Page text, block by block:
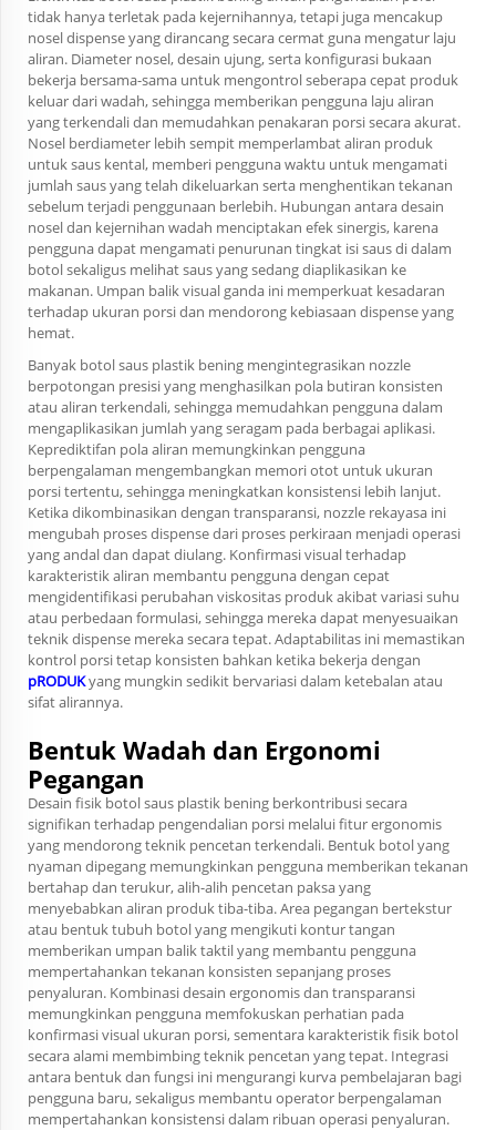
tidak hanya terletak pada kejernihannya, tetapi juga mencakup
nosel dispense yang dirancang secara cermat guna mengatur laju
aliran. Diameter nosel, desain ujung, serta konfigurasi bukaan
bekerja bersama-sama untuk mengontrol seberapa cepat produk
keluar dari wadah, sehingga memberikan pengguna laju aliran
yang terkendali dan memudahkan penakaran porsi secara akurat.
Nosel berdiameter lebih sempit memperlambat aliran produk
untuk saus kental, memberi pengguna waktu untuk mengamati
jumlah saus yang telah dikeluarkan serta menghentikan tekanan
sebelum terjadi penggunaan berlebih. Hubungan antara desain
nosel dan kejernihan wadah menciptakan efek sinergis, karena
pengguna dapat mengamati penurunan tingkat isi saus di dalam
botol sekaligus melihat saus yang sedang diaplikasikan ke
makanan. Umpan balik visual ganda ini memperkuat kesadaran
terhadap ukuran porsi dan mendorong kebiasaan dispense yang
hemat.
Banyak botol saus plastik bening mengintegrasikan nozzle
berpotongan presisi yang menghasilkan pola butiran konsisten
atau aliran terkendali, sehingga memudahkan pengguna dalam
mengaplikasikan jumlah yang seragam pada berbagai aplikasi.
Keprediktifan pola aliran memungkinkan pengguna
berpengalaman mengembangkan memori otot untuk ukuran
porsi tertentu, sehingga meningkatkan konsistensi lebih lanjut.
Ketika dikombinasikan dengan transparansi, nozzle rekayasa ini
mengubah proses dispense dari proses perkiraan menjadi operasi
yang andal dan dapat diulang. Konfirmasi visual terhadap
karakteristik aliran membantu pengguna dengan cepat
mengidentifikasi perubahan viskositas produk akibat variasi suhu
atau perbedaan formulasi, sehingga mereka dapat menyesuaikan
teknik dispense mereka secara tepat. Adaptabilitas ini memastikan
kontrol porsi tetap konsisten bahkan ketika bekerja dengan
pRODUKyang mungkin sedikit bervariasi dalam ketebalan atau
sifat alirannya.
Bentuk Wadah dan Ergonomi
Pegangan
Desain fisik botol saus plastik bening berkontribusi secara
signifikan terhadap pengendalian porsi melalui fitur ergonomis
yang mendorong teknik pencetan terkendali. Bentuk botol yang
nyaman dipegang memungkinkan pengguna memberikan tekanan
bertahap dan terukur, alih-alih pencetan paksa yang
menyebabkan aliran produk tiba-tiba. Area pegangan bertekstur
atau bentuk tubuh botol yang mengikuti kontur tangan
memberikan umpan balik taktil yang membantu pengguna
mempertahankan tekanan konsisten sepanjang proses
penyaluran. Kombinasi desain ergonomis dan transparansi
memungkinkan pengguna memfokuskan perhatian pada
konfirmasi visual ukuran porsi, sementara karakteristik fisik botol
secara alami membimbing teknik pencetan yang tepat. Integrasi
antara bentuk dan fungsi ini mengurangi kurva pembelajaran bagi
pengguna baru, sekaligus membantu operator berpengalaman
mempertahankan konsistensi dalam ribuan operasi penyaluran.